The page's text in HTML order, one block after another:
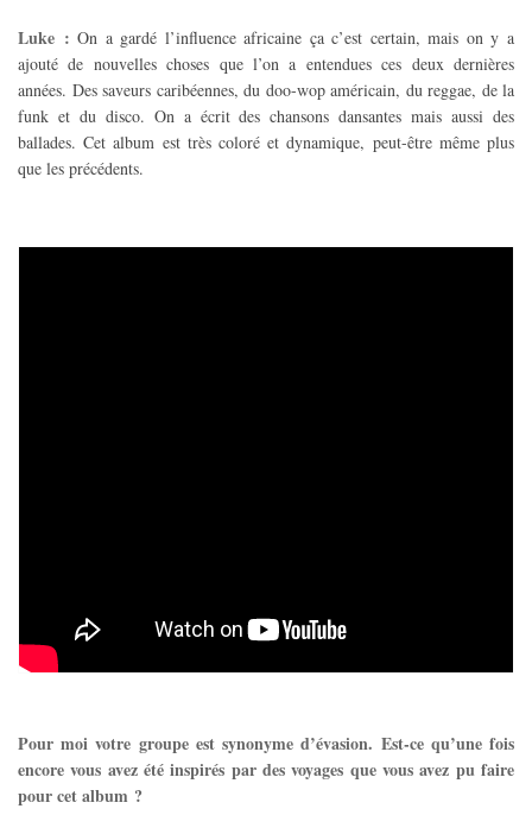
Luke : On a gardé l’influence africaine ça c’est certain, mais on y a
ajouté de nouvelles choses que l’on a entendues ces deux dernières
années. Des saveurs caribéennes, du doo-wop américain, du reggae, de la
funk et du disco. On a écrit des chansons dansantes mais aussi des
ballades. Cet album est très coloré et dynamique, peut-être même plus
que les précédents.
Pour moi votre groupe est synonyme d’évasion. Est-ce qu’une fois
encore vous avez été inspirés par des voyages que vous avez pu faire
pour cet album ?